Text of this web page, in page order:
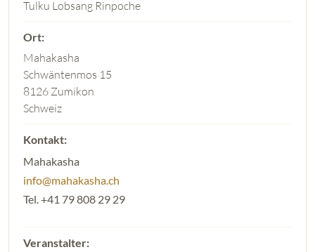
Tulku Lobsang Rinpoche
Mahakasha
Schwäntenmos 15
8126 Zumikon
Schweiz
Mahakasha
info@mahakasha.ch
Tel. +41 79 808 29 29